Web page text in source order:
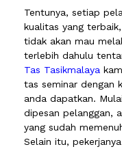
Tentunya, setiap
kualitas yang
tidak akan mau
terlebih dahulu
Tas Tasikmalaya
tas seminar dengan
anda dapatkan.
dipesan pelanggan,
yang sudah
Selain itu,